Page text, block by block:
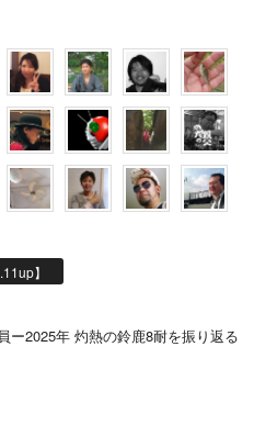
】
ー2025年 灼熱の鈴鹿8耐を振り返る